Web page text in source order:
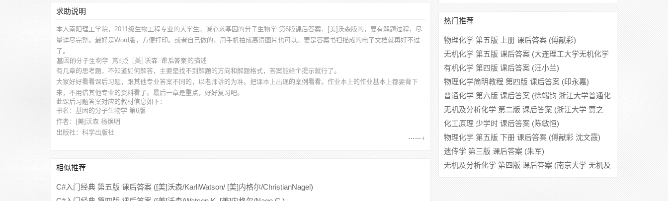
求助说明
本人南阳理工学院，2011级生物工程专业的大学生。诚心求基因的分子生物学 第6版课后答案，[美]沃森版的，要有解题过程，尽
量详尽完整。最好是Word版，方便打印。或者自己做的，用手机拍成高清图片也可以。要是答案书扫描成的电子文档就再好不过
了。
的描述
有几章的思考题，不知道如何解答，主要是找不到解题的方向和解题格式，答案能给个提示就行了。
大家好好看看课后习题，跟其他专业答案不同的，以老师讲的为准。把课本上出现的案例看看。作业本上的作业基本上都要背下
来，不用借其他专业的资料看了。最后一章是重点，好好复习吧。
此课后习题答案对应的教材信息如下：
书名：基因的分子生物学 第6版
作者：[美]沃森 杨焕明
出版社：科学出版社
相似推荐
C#入门经典 第五版 课后答案 ([美]沃森/KarliWatson/ [美]内格尔/ChristianNagel)
热门推荐
物理化学 第五版 上册 课后答案 (傅献彩)
无机化学 第五版 课后答案 (大连理工大学无机化学
教研室)
有机化学 第四版 课后答案 (汪小兰)
物理化学简明教程 第四版 课后答案 (印永嘉)
普通化学 第六版 课后答案 (徐端钧 浙江大学普通化
学教研组)
无机及分析化学 第二版 课后答案 (浙江大学 贾之
慎)
化工原理 少学时 课后答案 (陈敏恒)
物理化学 第五版 下册 课后答案 (傅献彩 沈文霞)
遗传学 第三版 课后答案 (朱军)
无机及分析化学 第四版 课后答案 (南京大学 无机及